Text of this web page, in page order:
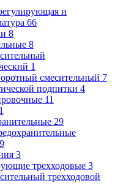
и
66
8
8
1
cмесительный 7
подпитки 4
11
29
3
трехходовые 3
трехходовой